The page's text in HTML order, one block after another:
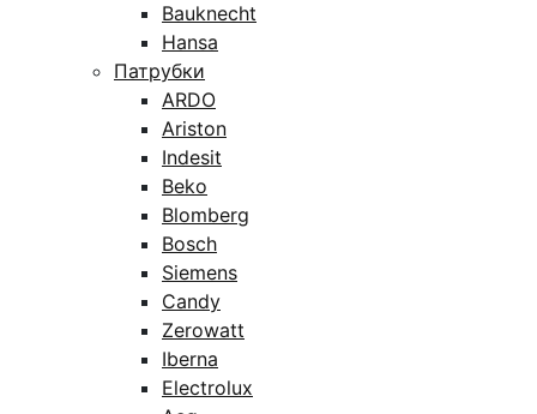
Bauknecht
Hansa
Патрубки
ARDO
Ariston
Indesit
Beko
Blomberg
Bosch
Siemens
Candy
Zerowatt
Iberna
Electrolux